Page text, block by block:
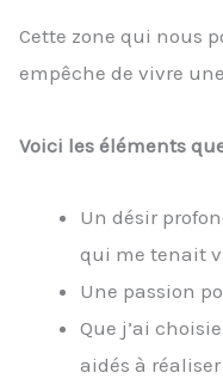
Cette zone qui nous
empêche de vivre
Voici les éléments
Un désir
qui me tenait
Une passion
Que j’ai
aidés à